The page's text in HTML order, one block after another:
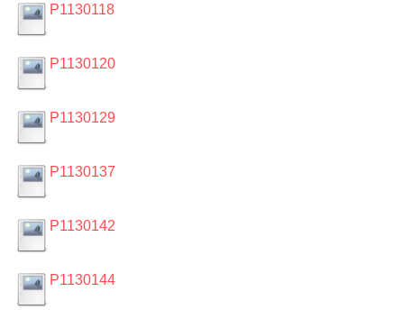
P1130118
P1130120
P1130129
P1130137
P1130142
P1130144